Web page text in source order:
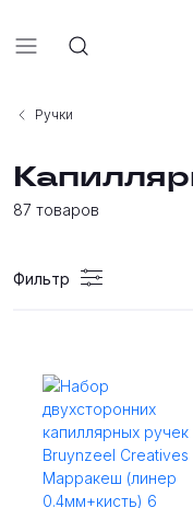
Ручки
87 товаров
Фильтр